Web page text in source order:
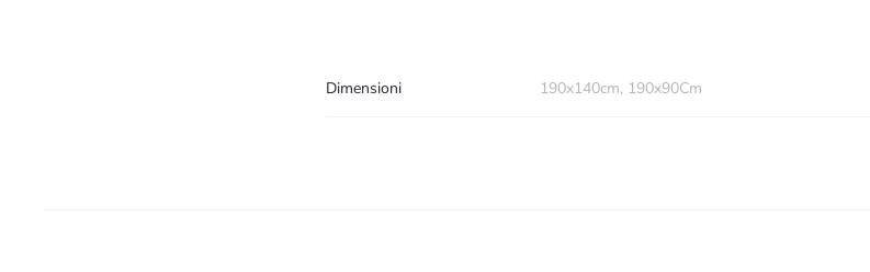
Dimensioni 190x140cm, 190x90Cm